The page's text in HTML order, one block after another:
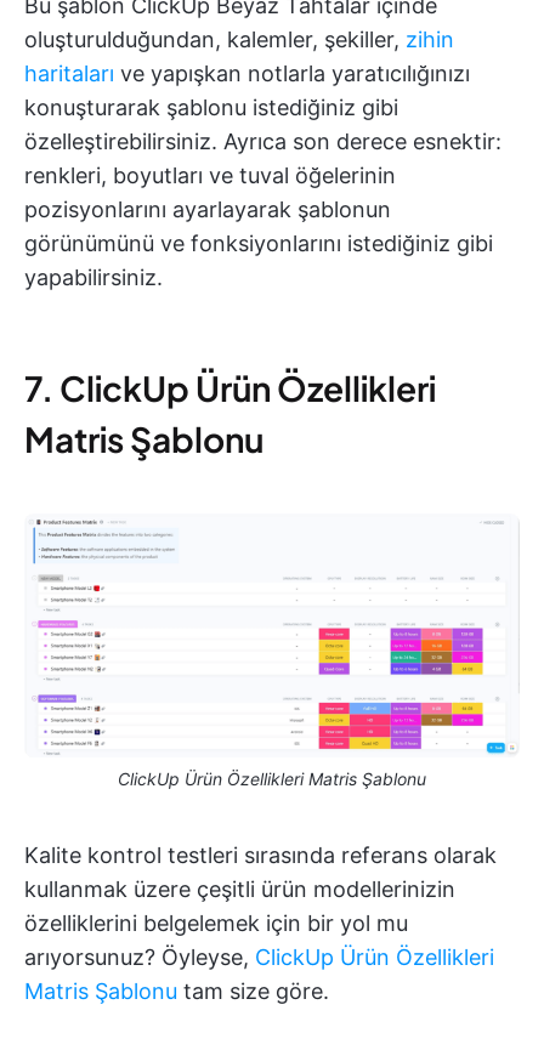
oluşturulduğundan, kalemler, şekiller, zihin
haritaları ve yapışkan notlarla yaratıcılığınızı
konuşturarak şablonu istediğiniz gibi
özelleştirebilirsiniz. Ayrıca son derece esnektir:
renkleri, boyutları ve tuval öğelerinin
pozisyonlarını ayarlayarak şablonun
görünümünü ve fonksiyonlarını istediğiniz gibi
yapabilirsiniz.
7. ClickUp Ürün Özellikleri
Matris Şablonu
ClickUp Ürün Özellikleri Matris Şablonu
Kalite kontrol testleri sırasında referans olarak
kullanmak üzere çeşitli ürün modellerinizin
özelliklerini belgelemek için bir yol mu
arıyorsunuz? Öyleyse, ClickUp Ürün Özellikleri
Matris Şablonu tam size göre.